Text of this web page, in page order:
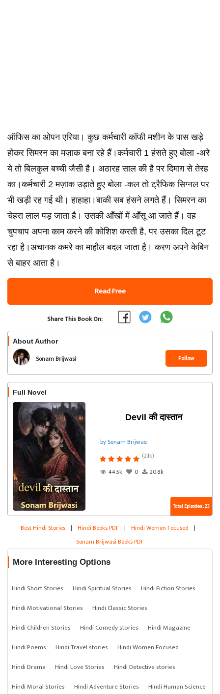
ऑफिस का ओपन एरिया। कुछ कर्मचारी कॉफी मशीन के पास खड़े
होकर सिमरन का मज़ाक बना रहे हैं।कर्मचारी 1 हंसते हुए बोला -अरे
ये तो बिलकुल बच्ची जैसी है। अठारह साल की है पर दिमाग़ से तेरह
का।कर्मचारी 2 मज़ाक उड़ाते हुए बोला -कल तो ट्रैफिक सिग्नल पर
भी खड़ी रह गई थी। हाहाहा।बाकी सब हंसने लगते हैं। सिमरन का
चेहरा लाल पड़ जाता है। उसकी आँखों में आँसू आ जाते हैं। वह
चुपचाप अपना काम करने की कोशिश करती है, पर उसका दिल टूट
रहा है।अचानक कमरे का माहौल बदल जाता है। करण अपने केबिन
से बाहर आता है।
Read Free
Share This Book On:
About Author
Sonam Brijwasi Follow
Full Novel
Devil की दास्तान
by Sonam Brijwasi
(2.1k)
44.5k
0 20.8k
Total Episodes : 23
Best Hindi Stories | Hindi Books PDF | Hindi Women Focused |
Sonam Brijwasi Books PDF
More Interesting Options
Hindi Short Stories Hindi Spiritual Stories
Hindi Fiction Stories
Hindi Motivational Stories
Hindi Classic Stories
Hindi Children Stories
Hindi Comedy stories
Hindi Magazine
Hindi Poems
Hindi Travel stories
Hindi Women Focused
Hindi Drama
Hindi Love Stories
Hindi Detective stories
Hindi Moral Stories
Hindi Adventure Stories Hindi Human Science